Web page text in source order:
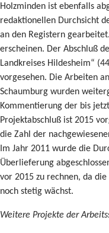
Holzminden ist ebenfalls
redaktionellen Durchsicht
an den Registern
erscheinen. Der Abschluß
Landkreises Hildesheim“
vorgesehen. Die Arbeiten
Schaumburg wurden
Kommentierung der bis
Projektabschluß ist 2015
die Zahl der
Im Jahr 2011 wurde die
Überlieferung
vor 2015 zu rechnen, da
noch stetig wächst.
Weitere Projekte der